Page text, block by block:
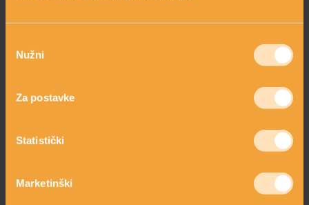
pristanka
Nužni
Za postavke
Statistički
Marketinški
Gdje se nalazi najviše fruktoze? arrow_circle_right
Koliko se fruktoze može konzumirati? arrow_circle_right
arrow_circle_right
OVAJ SASTOJAK SADRŽE SLJEDEĆI